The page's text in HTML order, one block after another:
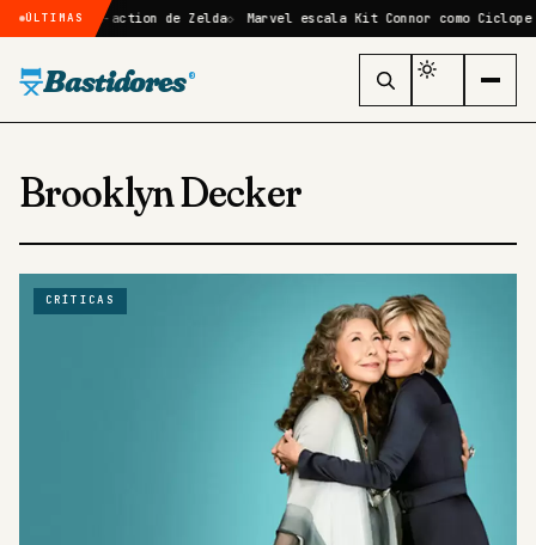
ÚLTIMAS
filme live-action de Zelda Marvel escala Kit Connor como Ciclope
Bastidores ®
Brooklyn Decker
CRÍTICAS